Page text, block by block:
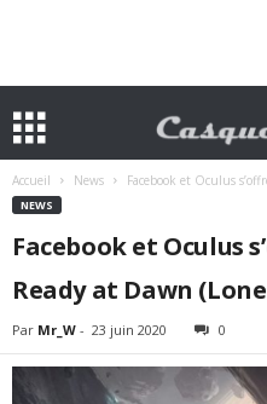
Accueil News Facebook et Oculus
NEWS
Facebook et Oculus
Ready at Dawn
Par Mr_W - 23 juin 2020 0